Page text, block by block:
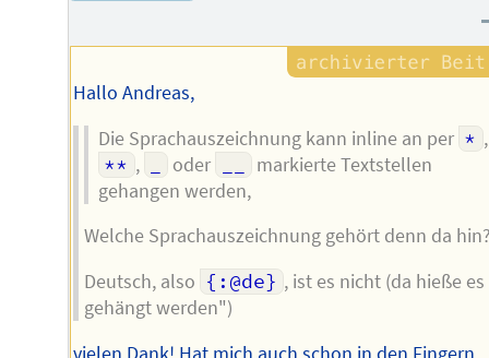
Hallo Andreas,
Die Sprachauszeichnung kann inline an per * ,
** , oder
markierte Textstellen
gehangen werden,
Welche Sprachauszeichnung gehört denn da
Deutsch, also {:@de} , ist es nicht (da hieße es
gehängt werden")
vielen Dank! Hat mich auch schon in den Fingern